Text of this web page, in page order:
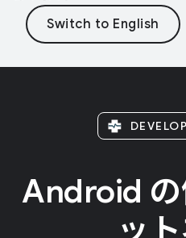
Android の
ッ